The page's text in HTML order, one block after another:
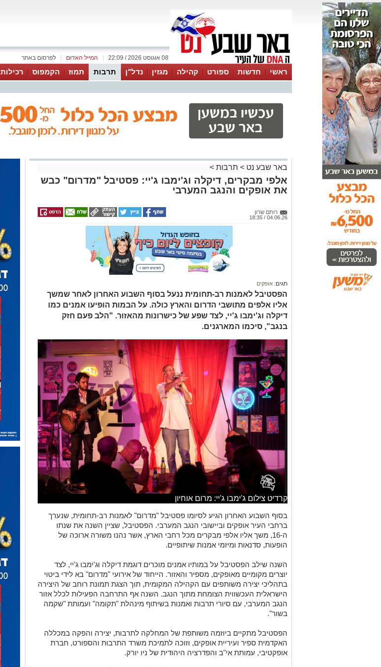
לפרסום באתר המייל האדום 08 אוגוסט 2026 / 22:09
ראשי חדשות ספורט קהילה מגזין נדל"ן תרבות תמוז הקמפוס רכילות
באר שבע נט > תרבות >
אלפי מבקרים, דיקלה וג'ימבו ג'יי: פסטיבל "מדרום" כבש
את אופקים והנגב המערבי
רותם שרון
04.06.26 / 18:35
תגים: אופקים
הפסטיבל לאמנות רב-תחומית ננעל בסוף השבוע האחרון לאחר שמשך
אליו אלפים מתושבי הדרום והארץ כולה. על הבמות הופיעו אמנים כמו
דיקלה וג'ימבו ג'יי, לצד שפע של כישרונות מהאזור. "הלב פעם חזק
בנגב", סיכמו המארגנים.
קרדיט צילום ג'ימבו ג'יי: מרום אוחיון
בסוף השבוע האחרון הגיע לסיומו פסטיבל "מדרום" לאמנות רב-תחומית, שנערך
ברחבי העיר אופקים וביישובי הנגב המערבי. הפסטיבל, שציין השנה את שנתו
ה-16, משך אליו אלפי מבקרים מכל רחבי הארץ, אשר נהנו משורה ארוכה של
הופעות, סדנאות ומיזמי אמנות שיתופיים.
השנה שילב הפסטיבל על במותיו אמנים מוכרים דוגמת דיקלה וג'ימבו ג'יי, לצד
יוצרים מקומיים מאופקים, מספיר והאזור. הייחוד של אירועי "מדרום" בא לידי ביטוי
בתהליכי יצירה משותפים עם הקהילה המקומית, תוך הצגת תמונת רוחב של היצירה
הישראלית העכשווית הצומחת מתוך הנגב. השנה אף התרחבה הפעילות לכלל אזור
הנגב המערבי, עם סיורי תרבות ואמנות בשיתוף מינהלת "תקומה" ועמותת "שקמה
בשור".
הפסטיבל מתקיים ביוזמה משותפת של המחלקה לתרבות, יצירה והפקה במכללה
האקדמית ספיר ועיריית אופקים, וזוכה לתמיכת משרד התרבות והספורט, חברת
אופקטיבי, עמותת אי"ב והפדרציה היהודית של ניו יורק.